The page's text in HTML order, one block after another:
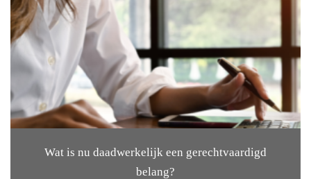
Wat is nu daadwerkelijk een gerechtvaardigd
belang?